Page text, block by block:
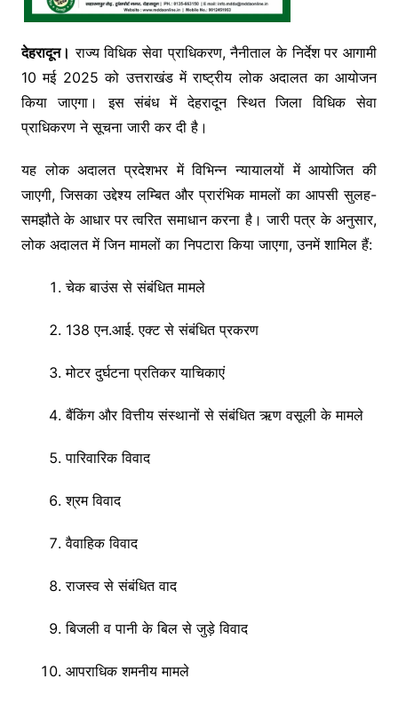
देहरादून। राज्य विधिक सेवा प्राधिकरण, नैनीताल के निर्देश पर आगामी
10 मई 2025 को उत्तराखंड में राष्ट्रीय लोक अदालत का आयोजन
किया जाएगा। इस संबंध में देहरादून स्थित जिला विधिक सेवा
प्राधिकरण ने सूचना जारी कर दी है।
यह लोक अदालत प्रदेशभर में विभिन्न न्यायालयों में आयोजित की
जाएगी, जिसका उद्देश्य लम्बित और प्रारंभिक मामलों का आपसी सुलह-
समझौते के आधार पर त्वरित समाधान करना है। जारी पत्र के अनुसार,
लोक अदालत में जिन मामलों का निपटारा किया जाएगा, उनमें शामिल हैं:
चेक बाउंस से संबंधित मामले
138 एन.आई. एक्ट से संबंधित प्रकरण
मोटर दुर्घटना प्रतिकर याचिकाएं
बैंकिंग और वित्तीय संस्थानों से संबंधित ऋण वसूली के मामले
पारिवारिक विवाद
श्रम विवाद
वैवाहिक विवाद
राजस्व से संबंधित वाद
बिजली व पानी के बिल से जुड़े विवाद
आपराधिक शमनीय मामले